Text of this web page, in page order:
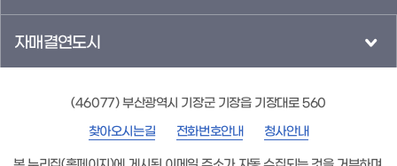
자매결연도시
(46077) 부산광역시 기장군 기장읍 기장대로 560
찾아오시는길
전화번호안내 청사안내